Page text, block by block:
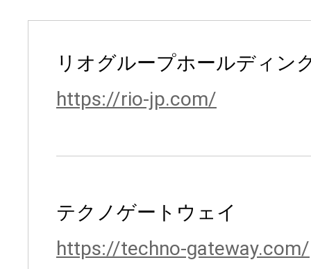
リオグループホールディン
https://rio-jp.com/
テクノゲートウェイ
https://techno-gateway.com/